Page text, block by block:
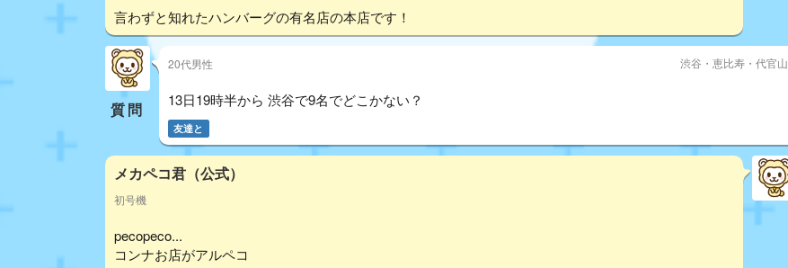
言わずと知れたハンバーグの有名店の本店です！
質問
20代男性 渋谷・恵比寿・代官山
13日19時半から 渋谷で9名でどこかない？
友達と
メカペコ君（公式）
初号機
pecopeco...
コンナお店がアルペコ